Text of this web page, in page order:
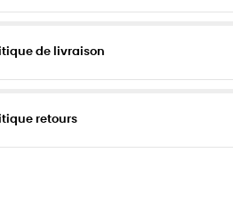
de livraison
retours